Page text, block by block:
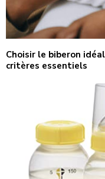
Choisir le biberon
critères essentiels